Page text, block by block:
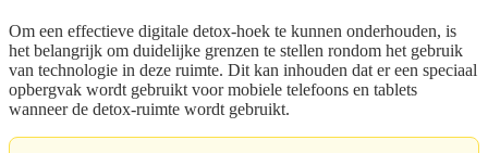
Om een effectieve digitale detox-hoek te kunnen onderhouden, is
het belangrijk om duidelijke grenzen te stellen rondom het gebruik
van technologie in deze ruimte. Dit kan inhouden dat er een speciaal
opbergvak wordt gebruikt voor mobiele telefoons en tablets
wanneer de detox-ruimte wordt gebruikt.